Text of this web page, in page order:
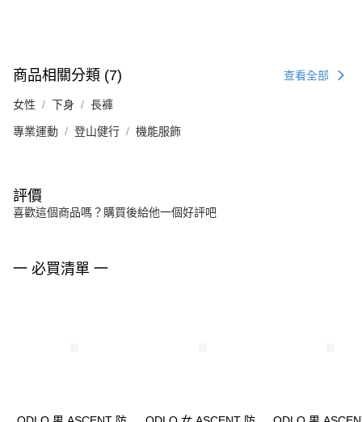
商品相關分類 (7) 查看全部
女性 下身 長褲
專業運動 登山健行 機能服飾
評價
喜歡這個商品嗎？購買後給他一個好評吧
一 必買清單 一